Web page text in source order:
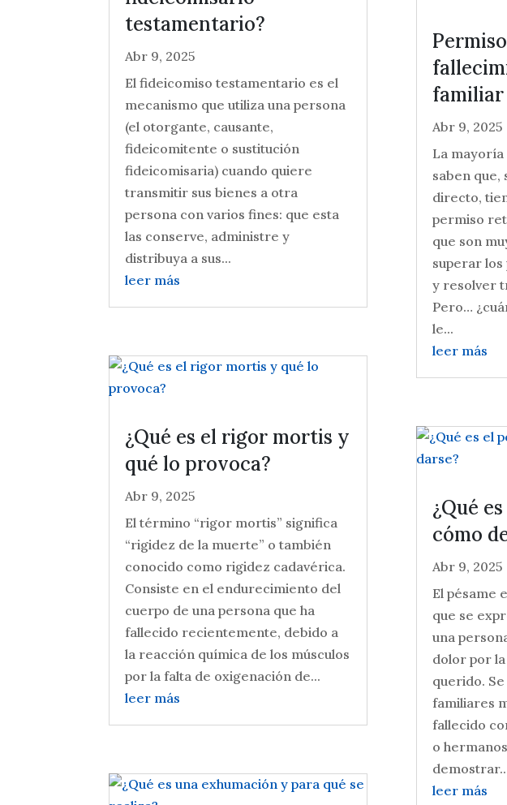
testamentario?
Abr 9, 2025
El fideicomiso testamentario es el
mecanismo que utiliza una persona
(el otorgante, causante,
fideicomitente o sustitución
fideicomisaria) cuando quiere
transmitir sus bienes a otra
persona con varios fines: que esta
las conserve, administre y
distribuya a sus...
leer más
¿Qué es el rigor mortis y
qué lo provoca?
Abr 9, 2025
El término “rigor mortis” significa
“rigidez de la muerte” o también
conocido como rigidez cadavérica.
Consiste en el endurecimiento del
cuerpo de una persona que ha
fallecido recientemente, debido a
la reacción química de los músculos
por la falta de oxigenación de...
leer más
Abr 9, 2025
La
saben que,
directo,
permiso
que son
superar
y resolver
Pero…
le...
leer más
¿Qué
cómo
Abr 9, 2025
El pésame
que se
una
dolor por
querido.
familiares
fallecido
o
leer más